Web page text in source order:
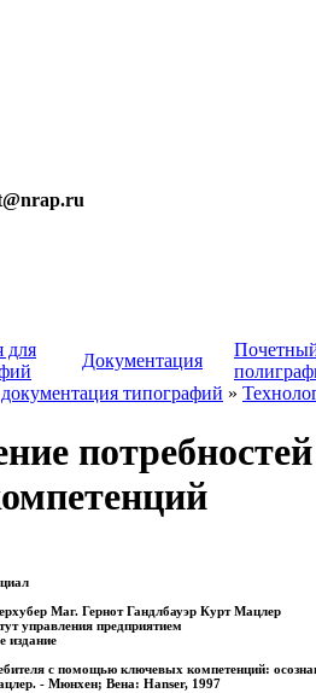
для
Документация
типографий »
Маг. Гернот Гандлбауэр Курт Мацлер
управления предприятием
издание
с помощью ключевых компетенций:
- Мюнхен; Вена: Hanser, 1997